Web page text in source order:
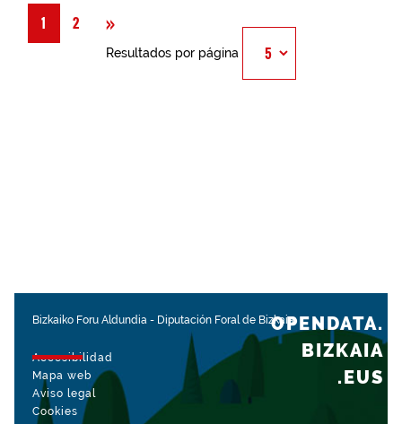
1 2 »
Resultados por página
Bizkaiko Foru Aldundia - Diputación Foral de Bizkaia
Accesibilidad
Mapa web
Aviso legal
Cookies
OPENDATA.
BIZKAIA
.EUS